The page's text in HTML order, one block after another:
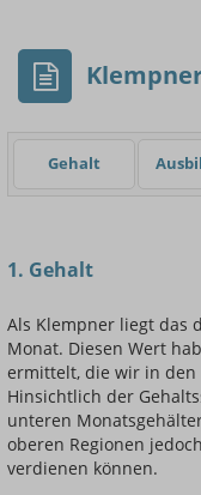
Gehalt
1. Gehalt
Als Klempner liegt das
Monat. Diesen Wert
ermittelt, die wir in den
Hinsichtlich der
unteren
oberen Regionen
verdienen können.